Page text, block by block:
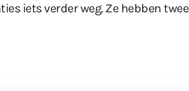
iets verder weg. Ze hebben